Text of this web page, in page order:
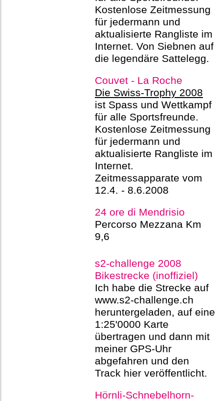
Kostenlose Zeitmessung
für jedermann und
aktualisierte Rangliste im
Internet. Von Siebnen auf
die legendäre Sattelegg.
Couvet - La Roche
Die Swiss-Trophy 2008
ist Spass und Wettkampf
für alle Sportsfreunde.
Kostenlose Zeitmessung
für jedermann und
aktualisierte Rangliste im
Internet.
Zeitmessapparate vom
12.4. - 8.6.2008
24 ore di Mendrisio
Percorso Mezzana Km
9,6
s2-challenge 2008
Bikestrecke (inoffiziel)
Ich habe die Strecke auf
www.s2-challenge.ch
heruntergeladen, auf eine
1:25'0000 Karte
übertragen und dann mit
meiner GPS-Uhr
abgefahren und den
Track hier veröffentlicht.
Hörnli-Schnebelhorn-